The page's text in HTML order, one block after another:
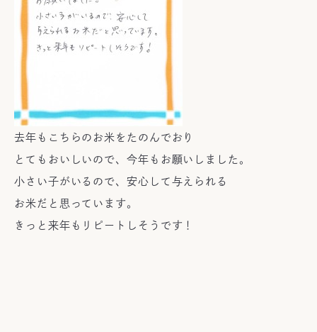
去年もこちらのお米をたのんでおり
とてもおいしいので、今年もお願いしました。
小さい子がいるので、安心して与えられる
お米だと思っています。
きっと来年もリピートしそうです！